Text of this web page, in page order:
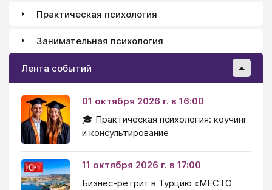
Практическая психология
Занимательная психология
Лента событий
01 октября 2026 г. в 16:00
🎓 Практическая психология: коучинг
и консультирование
11 октября 2026 г. в 17:00
Бизнес-ретрит в Турцию «МЕСТО